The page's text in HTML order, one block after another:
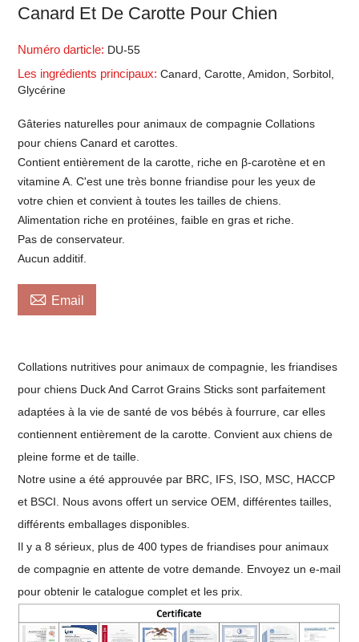
Canard Et De Carotte Pour Chien
Numéro darticle: DU-55
Les ingrédients principaux:Canard, Carotte, Amidon, Sorbitol,
Glycérine
Gâteries naturelles pour animaux de compagnie Collations
pour chiens Canard et carottes.
Contient entièrement de la carotte, riche en β-carotène et en
vitamine A. C'est une très bonne friandise pour les yeux de
votre chien et convient à toutes les tailles de chiens.
Alimentation riche en protéines, faible en gras et riche.
Pas de conservateur.
Aucun additif.
 Email
Collations nutritives pour animaux de compagnie, les friandises
pour chiens Duck And Carrot Grains Sticks sont parfaitement
adaptées à la vie de santé de vos bébés à fourrure, car elles
contiennent entièrement de la carotte. Convient aux chiens de
pleine forme et de taille.
Notre usine a été approuvée par BRC, IFS, ISO, MSC, HACCP
et BSCI. Nous avons offert un service OEM, différentes tailles,
différents emballages disponibles.
Il y a 8 sérieux, plus de 400 types de friandises pour animaux
de compagnie en attente de votre demande. Envoyez un e-mail
pour obtenir le catalogue complet et les prix.